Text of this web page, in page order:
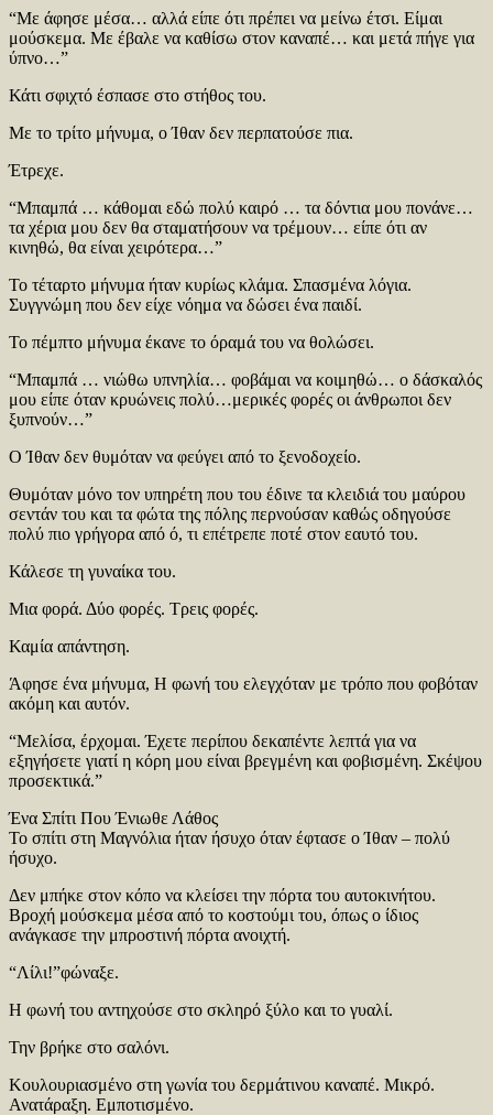
“Με άφησε μέσα… αλλά είπε ότι πρέπει να μείνω έτσι. Είμαι
μούσκεμα. Με έβαλε να καθίσω στον καναπέ… και μετά πήγε για
ύπνο…”
Κάτι σφιχτό έσπασε στο στήθος του.
Με το τρίτο μήνυμα, ο Ίθαν δεν περπατούσε πια.
Έτρεχε.
“Μπαμπά … κάθομαι εδώ πολύ καιρό … τα δόντια μου πονάνε…
τα χέρια μου δεν θα σταματήσουν να τρέμουν… είπε ότι αν
κινηθώ, θα είναι χειρότερα…”
Το τέταρτο μήνυμα ήταν κυρίως κλάμα. Σπασμένα λόγια.
Συγγνώμη που δεν είχε νόημα να δώσει ένα παιδί.
Το πέμπτο μήνυμα έκανε το όραμά του να θολώσει.
“Μπαμπά … νιώθω υπνηλία… φοβάμαι να κοιμηθώ… ο δάσκαλός
μου είπε όταν κρυώνεις πολύ…μερικές φορές οι άνθρωποι δεν
ξυπνούν…”
Ο Ίθαν δεν θυμόταν να φεύγει από το ξενοδοχείο.
Θυμόταν μόνο τον υπηρέτη που του έδινε τα κλειδιά του μαύρου
σεντάν του και τα φώτα της πόλης περνούσαν καθώς οδηγούσε
πολύ πιο γρήγορα από ό, τι επέτρεπε ποτέ στον εαυτό του.
Κάλεσε τη γυναίκα του.
Μια φορά. Δύο φορές. Τρεις φορές.
Καμία απάντηση.
Άφησε ένα μήνυμα, Η φωνή του ελεγχόταν με τρόπο που φοβόταν
ακόμη και αυτόν.
“Μελίσα, έρχομαι. Έχετε περίπου δεκαπέντε λεπτά για να
εξηγήσετε γιατί η κόρη μου είναι βρεγμένη και φοβισμένη. Σκέψου
προσεκτικά.”
Ένα Σπίτι Που Ένιωθε Λάθος
Το σπίτι στη Μαγνόλια ήταν ήσυχο όταν έφτασε ο Ίθαν – πολύ
ήσυχο.
Δεν μπήκε στον κόπο να κλείσει την πόρτα του αυτοκινήτου.
Βροχή μούσκεμα μέσα από το κοστούμι του, όπως ο ίδιος
ανάγκασε την μπροστινή πόρτα ανοιχτή.
“Λίλι!”φώναξε.
Η φωνή του αντηχούσε στο σκληρό ξύλο και το γυαλί.
Την βρήκε στο σαλόνι.
Κουλουριασμένο στη γωνία του δερμάτινου καναπέ. Μικρό.
Ανατάραξη. Εμποτισμένο.